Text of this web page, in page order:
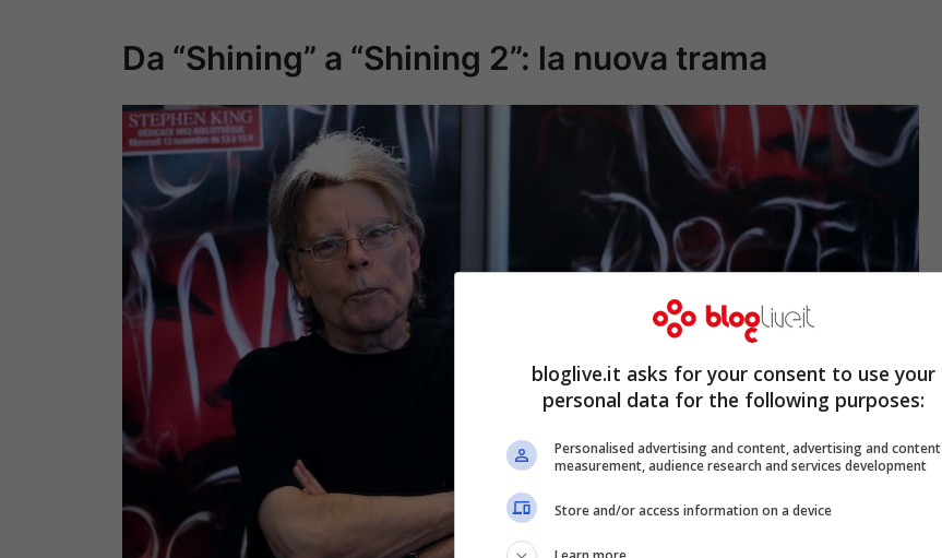
Da “Shining” a “Shining 2”: la nuova trama
bloglive.it asks for your consent to use your
personal data for the following purposes:
Personalised advertising and content, advertising and content
measurement, audience research and services development
Store and/or access information on a device